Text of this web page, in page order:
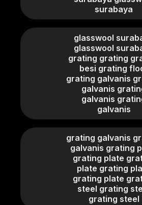
surabaya
glasswool
glasswool
grating grating
besi grating
grating galvanis
galvanis
galvanis
galvanis
grating galvanis
galvanis grating
grating plate
plate grating
grating plate
steel grating
grating steel